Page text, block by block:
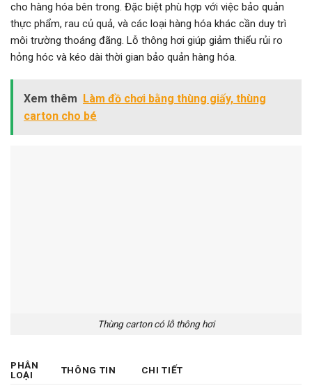
cho hàng hóa bên trong. Đặc biệt phù hợp với việc bảo quản
thực phẩm, rau củ quả, và các loại hàng hóa khác cần duy trì
môi trường thoáng đãng. Lỗ thông hơi giúp giảm thiểu rủi ro
hỏng hóc và kéo dài thời gian bảo quản hàng hóa.
Xem thêm Làm đồ chơi bằng thùng giấy, thùng
carton cho bé
Thùng carton có lỗ thông hơi
PHÂN
LOẠI
THÔNG TIN CHI TIẾT